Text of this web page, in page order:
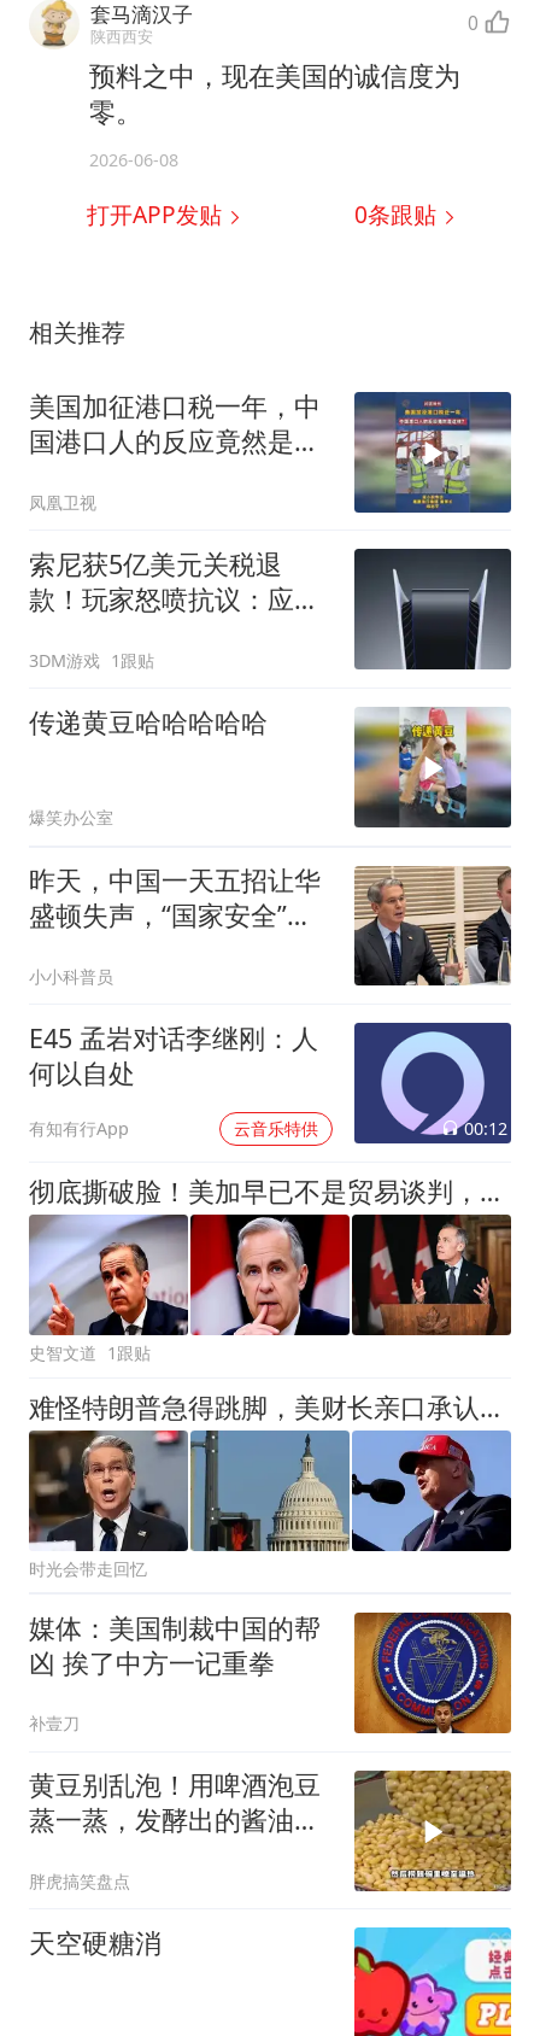
套马滴汉子
陕西西安 0
预料之中，现在美国的诚信度为
零。
2026-06-08
打开APP发贴 0条跟贴
相关推荐
美国加征港口税一年，中
国港口人的反应竟然是这
凤凰卫视
索尼获5亿美元关税退
款！玩家怒喷抗议：应该
3DM游戏 1跟贴
传递黄豆哈哈哈哈哈
爆笑办公室
昨天，中国一天五招让华
盛顿失声，“国家安全”不
小小科普员
E45 孟岩对话李继刚：人
何以自处
有知有行App 云音乐特供 00:12
彻底撕破脸！美加早已不是贸易谈判，拖垮加拿大的布局正在展开
史智文道 1跟贴
难怪特朗普急得跳脚，美财长亲口承认：中国这两招真让美国没辙！
时光会带走回忆
媒体：美国制裁中国的帮
凶 挨了中方一记重拳
补壹刀
黄豆别乱泡！用啤酒泡豆
蒸一蒸，发酵出的酱油拌
胖虎搞笑盘点
天空硬糖消